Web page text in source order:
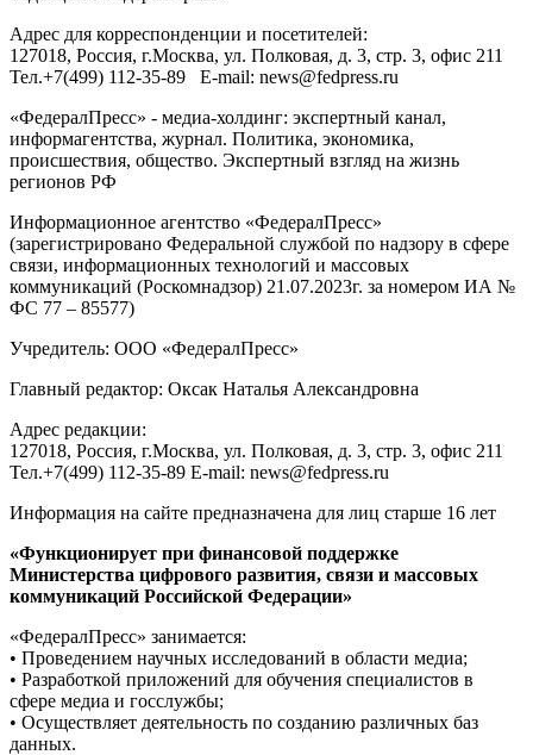
Адрес для корреспонденции и посетителей:
127018, Россия, г.Москва, ул. Полковая, д. 3, стр. 3, офис 211
Тел.+7(499) 112-35-89 E-mail: news@fedpress.ru
«ФедералПресс» - медиа-холдинг: экспертный канал,
информагентства, журнал. Политика, экономика,
происшествия, общество. Экспертный взгляд на жизнь
регионов РФ
Информационное агентство «ФедералПресс»
(зарегистрировано Федеральной службой по надзору в сфере
связи, информационных технологий и массовых
коммуникаций (Роскомнадзор) 21.07.2023г. за номером ИА №
ФС 77 – 85577)
Учредитель: ООО «ФедералПресс»
Главный редактор: Оксак Наталья Александровна
Адрес редакции:
127018, Россия, г.Москва, ул. Полковая, д. 3, стр. 3, офис 211
Тел.+7(499) 112-35-89 E-mail: news@fedpress.ru
Информация на сайте предназначена для лиц старше 16 лет
«Функционирует при финансовой поддержке
Министерства цифрового развития, связи и массовых
коммуникаций Российской Федерации»
«ФедералПресс» занимается:
• Проведением научных исследований в области медиа;
• Разработкой приложений для обучения специалистов в
сфере медиа и госслужбы;
• Осуществляет деятельность по созданию различных баз
данных.